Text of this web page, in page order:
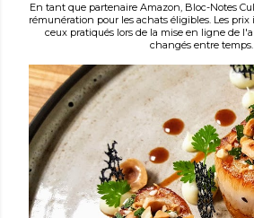
En tant que partenaire Amazon, Bloc-Notes
rémunération pour les achats éligibles. Les
ceux pratiqués lors de la mise en ligne de
changés entre temps.